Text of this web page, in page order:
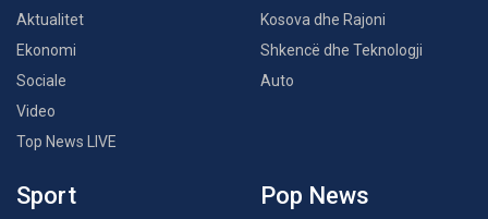
Aktualitet
Ekonomi
Sociale
Video
Top News LIVE
Kosova dhe Rajoni
Shkencë dhe Teknologji
Auto
Sport Pop News